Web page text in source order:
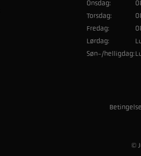
Onsdag:
Torsdag:
Fredag:
Lørdag:
Søn-/helligdag:
©